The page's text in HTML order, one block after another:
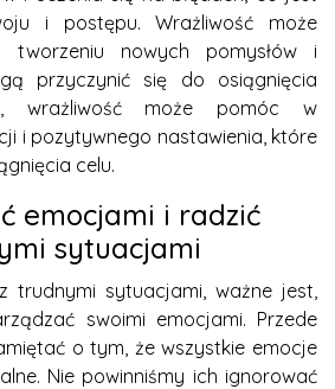
i postępu. Wrażliwość może
nowych pomysłów i
przyczynić się do osiągnięcia
wrażliwość może pomóc w
i pozytywnego nastawienia, które
celu.
emocjami i radzić
sytuacjami
trudnymi sytuacjami, ważne jest,
swoimi emocjami. Przede
o tym, że wszystkie emocje
Nie powinniśmy ich ignorować